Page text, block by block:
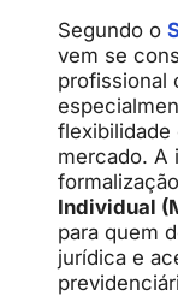
Segundo o
vem se
profissional
flexibilidade
mercado. A
Individual
para quem
jurídica e